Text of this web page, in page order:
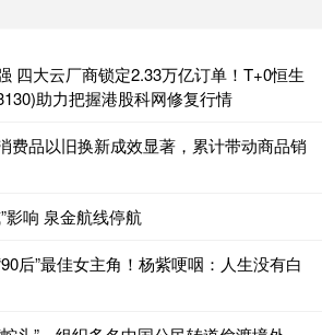
四大云厂商锁定2.33万亿订单！T+0恒生
助力把握港股科网修复行情
费品以旧换新成效显著，累计带动商品销
影响 泉金航线停航
后”最佳女主角！杨紫哽咽：人生没有白